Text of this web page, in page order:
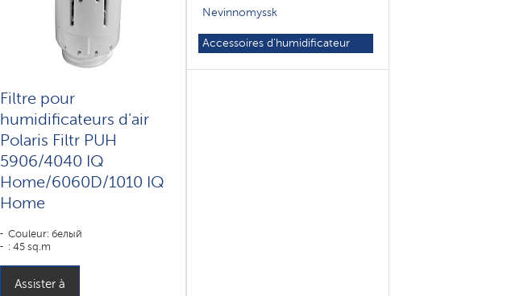
Filtre pour
humidificateurs d'air
Polaris Filtr PUH
5906/4040 IQ
Home/6060D/1010 IQ
Home
Couleur: белый
: 45 sq.m
Assister à
Nevinnomyssk
Accessoires d'humidificateur